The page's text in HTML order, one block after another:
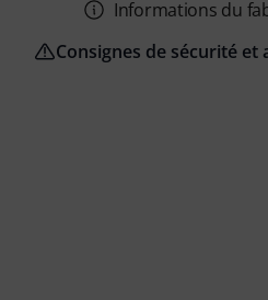
Informations du
Consignes de sécurité et